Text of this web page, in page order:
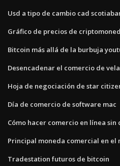
Usd a tipo de cambio cad
Gráfico de precios de
Bitcoin más allá de la burbuja
Desencadenar el comercio de
Hoja de negociación de star
Día de comercio de software mac
Cómo hacer comercio en línea
Principal moneda comercial en el
Tradestation futuros de bitcoin